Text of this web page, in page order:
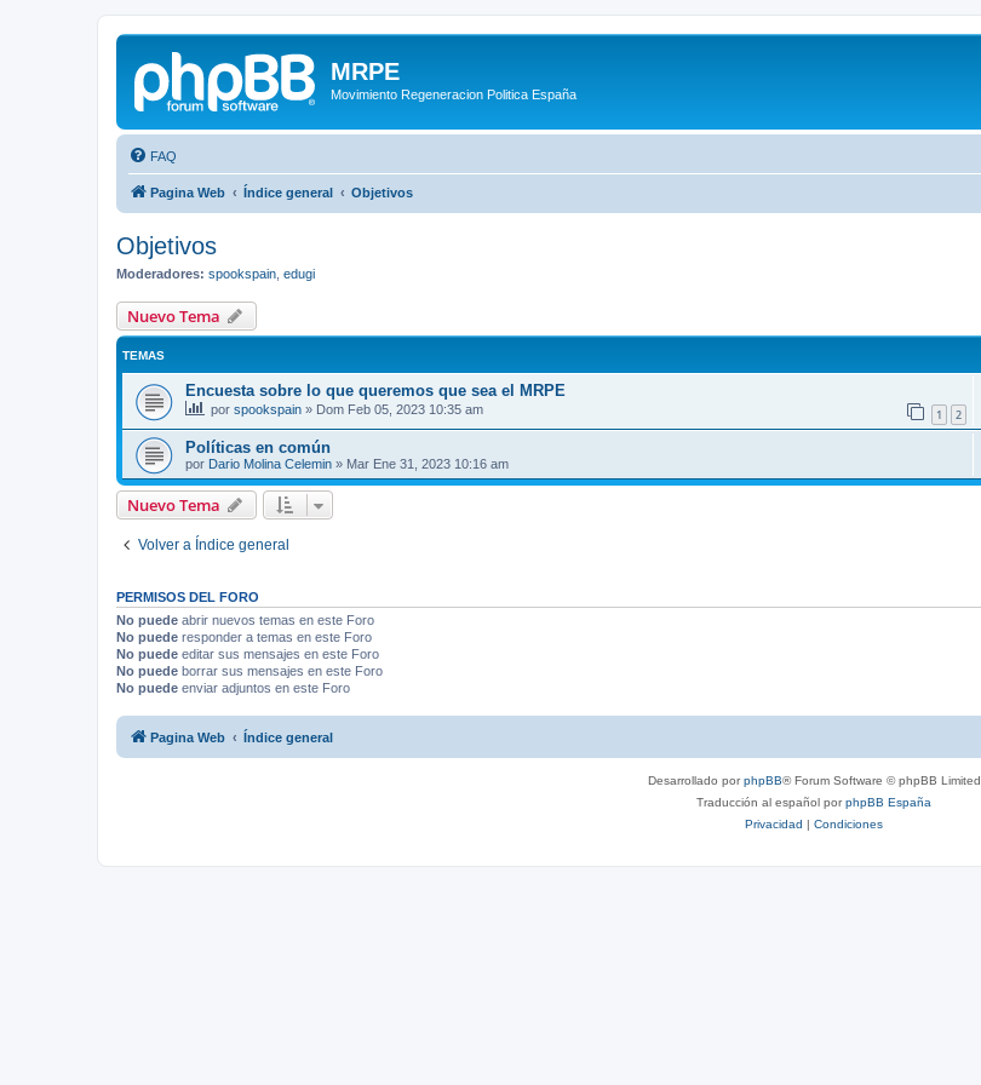
MRPE
Movimiento Regeneracion Politica España
FAQ
Pagina Web Índice general Objetivos
Objetivos
Moderadores: spookspain edugi
Nuevo Tema
TEMAS
Encuesta sobre lo que queremos que sea el MRPE
por spookspain » Dom Feb 05, 2023 10:35 am 1 2
Políticas en común
por Dario Molina Celemin » Mar Ene 31, 2023 10:16 am
Nuevo Tema
Volver a Índice general
PERMISOS DEL FORO
No puede abrir nuevos temas en este Foro
No puede responder a temas en este Foro
No puede editar sus mensajes en este Foro
No puede borrar sus mensajes en este Foro
No puede enviar adjuntos en este Foro
Pagina Web Índice general
Desarrollado porphpBB® Forum Software © phpBB Limited
Traducción al español porphpBB España
Privacidad | Condiciones